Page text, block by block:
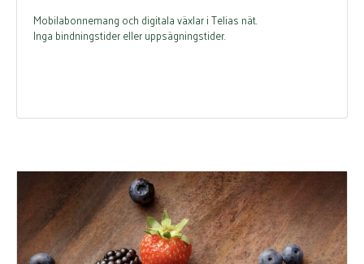
Mobilabonnemang och digitala växlar i Telias nät.
Inga bindningstider eller uppsägningstider.